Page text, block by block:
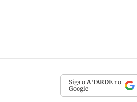
Siga o A TARDE no
Google